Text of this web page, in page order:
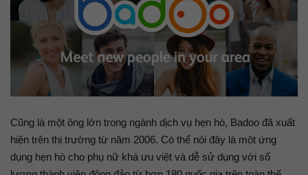
Cũng là một ông lớn trong ngành dịch vụ hẹn hò, Badoo đã xuất
hiện trên thị trường từ năm 2006. Có thể nói đây là một ứng
dụng hẹn hò cho phụ nữ khá ưu việt và dễ sử dụng với số